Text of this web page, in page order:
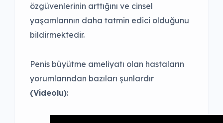
özgüvenlerinin arttığını ve cinsel
yaşamlarının daha tatmin edici olduğunu
bildirmektedir.
Penis büyütme ameliyatı olan hastaların
yorumlarından bazıları şunlardır
(Videolu):